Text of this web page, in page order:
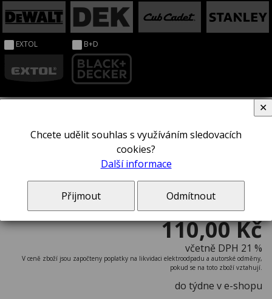
EXTOL B+D
Šroubovák STANLEY® 0-64-976
110,00 Kč
včetně DPH 21 %
V ceně zboží jsou započteny poplatky na likvidaci elektroodpadu a autorské odměny,
pokud se na toto zboží vztahují.
do týdne v e-shopu
Chcete udělit souhlas s využíváním sledovacích
cookies?
Další informace
Přijmout Odmítnout
✕